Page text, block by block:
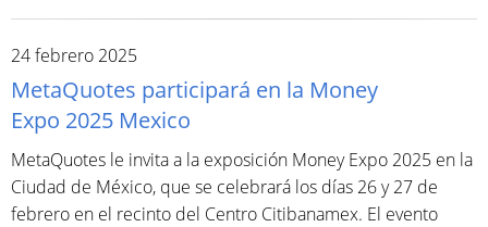
24 febrero 2025
MetaQuotes participará en la Money
Expo 2025 Mexico
MetaQuotes le invita a la exposición Money Expo 2025 en la
Ciudad de México, que se celebrará los días 26 y 27 de
febrero en el recinto del Centro Citibanamex. El evento